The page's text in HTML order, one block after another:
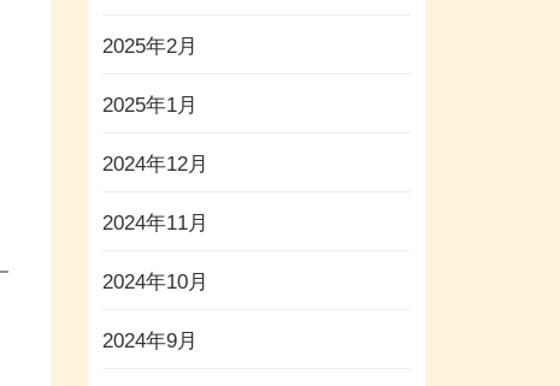
2025年2月
2025年1月
2024年12月
2024年11月
2024年10月
2024年9月